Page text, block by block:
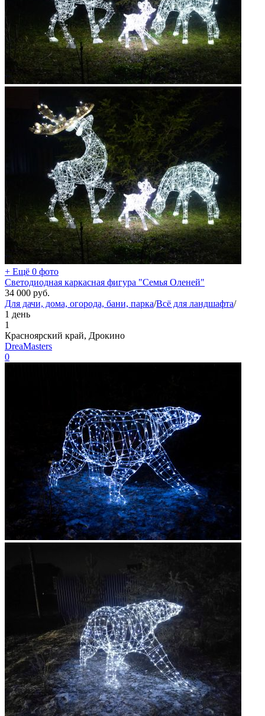
+ Ещё 0 фото
Светодиодная каркасная фигура "Семья Оленей"
34 000 руб.
Для дачи, дома, огорода, бани, парка/Всё для ландшафта/
1 день
1
Красноярский край, Дрокино
DreaMasters
0